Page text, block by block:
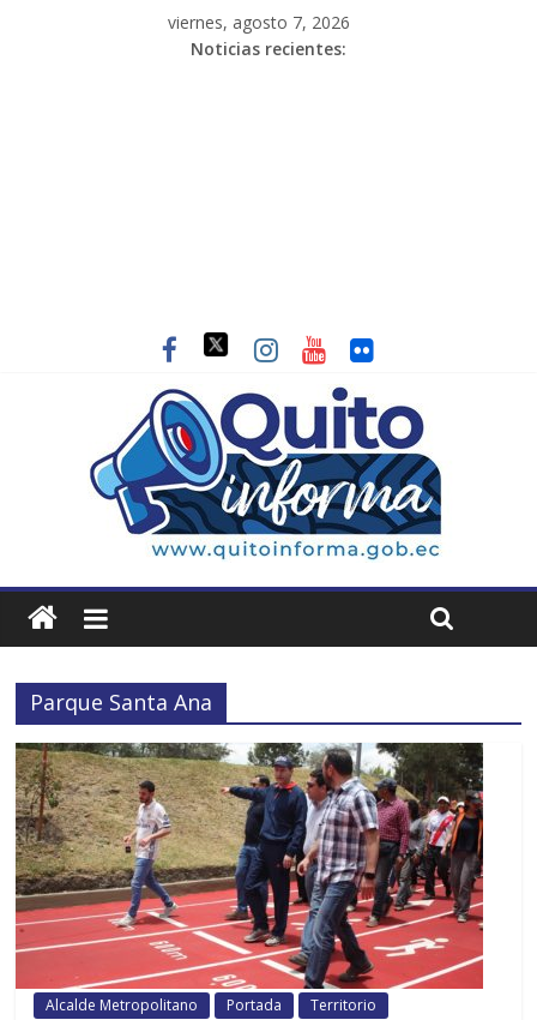
viernes, agosto 7, 2026
Noticias recientes:
Parque Santa Ana
Alcalde Metropolitano Portada Territorio